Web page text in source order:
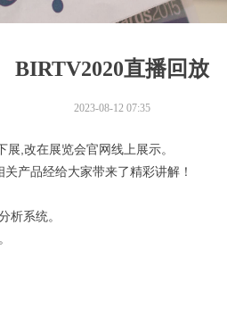
BIRTV2020直播回放
展,改在展览会官网线上展示。
产品经给大家带来了精彩讲解！
析系统。
2023-08-12 07:35